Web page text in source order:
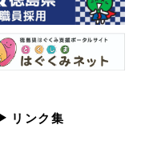
リンク集